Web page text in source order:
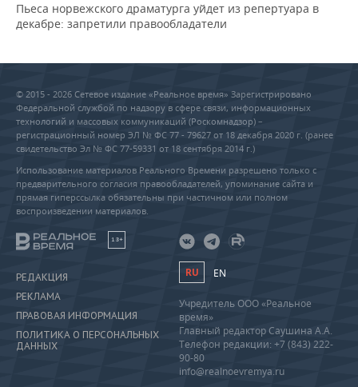
Пьеса норвежского драматурга уйдет из репертуара в
декабре: запретили правообладатели
© 2015 - 2026 Сетевое издание «Реальное время» Зарегистрировано
Федеральной службой по надзору в сфере связи, информационных
технологий и массовых коммуникаций (Роскомнадзор) –
регистрационный номер ЭЛ № ФС 77 - 79627 от 18 декабря 2020 г. (ранее
свидетельство Эл № ФС 77-59331 от 18 сентября 2014 г.)
Использование материалов Реального Времени разрешено только с
предварительного согласия правообладателей, упоминание сайта и
прямая гиперссылка обязательны при частичном или полном
воспроизведении материалов.
18+
РЕДАКЦИЯ
РЕКЛАМА
ПРАВОВАЯ ИНФОРМАЦИЯ
ПОЛИТИКА О ПЕРСОНАЛЬНЫХ
ДАННЫХ
RU EN
Учредитель ООО «Реальное
время»
Главный редактор Саушина А.А.
Телефон редакции: +7 (843) 222-
90-80
info@realnoevremya.ru